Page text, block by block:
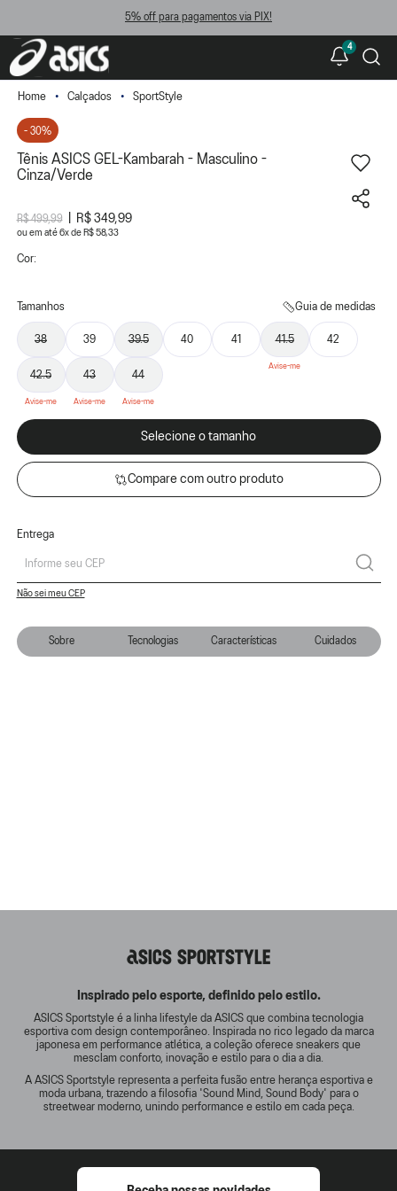
5% off para pagamentos via PIX!
4
Sobre Tecnologias Características Cuidados
Calçados SportStyle
- 30%
Tênis ASICS GEL-Kambarah - Masculino -
Cinza/Verde
R$ 499,99 R$ 349,99
ou 6xde R$ 58,33
Cor:
Tamanhos Guia de medidas
38 39 39.5 40 41 41.5 42
42.5 43 44
Selecione o tamanho
Compare com outro produto
Entrega
Não sei meu CEP
ASICS SPORTSTYLE
Inspirado pelo esporte, definido pelo estilo.
ASICS Sportstyle é a linha lifestyle da ASICS que combina tecnologia
esportiva com design contemporâneo. Inspirada no rico legado da marca
japonesa em performance atlética, a coleção oferece sneakers que
mesclam conforto, inovação e estilo para o dia a dia.
A ASICS Sportstyle representa a perfeita fusão entre herança esportiva e
moda urbana, trazendo a filosofia 'Sound Mind, Sound Body' para o
streetwear moderno, unindo performance e estilo em cada peça.